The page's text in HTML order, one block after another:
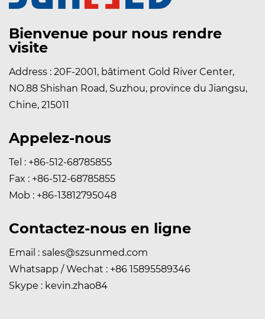
Bienvenue pour nous rendre
visite
Address : 20F-2001, bâtiment Gold River Center,
NO.88 Shishan Road, Suzhou, province du Jiangsu,
Chine, 215011
Appelez-nous
Tel : +86-512-68785855
Fax : +86-512-68785855
Mob : +86-13812795048
Contactez-nous en ligne
Email : sales@szsunmed.com
Whatsapp / Wechat : +86 15895589346
Skype : kevin.zhao84